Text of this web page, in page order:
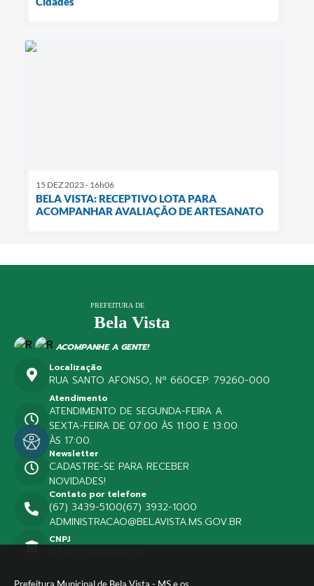
15 DEZ 2023 - 16h06
BELA VISTA: RECEPTIVO LOTA PARA
ACOMPANHAR AVALIAÇÃO DE ARTESANATO
ACOMPANHE A GENTE!
Localização
RUA SANTO AFONSO, Nº 660CEP: 79260-000
Contato por telefone
(67) 3439-5100(67) 3932-1000
ADMINISTRACAO@BELAVISTA.MS.GOV.BR
Atendimento
ATENDIMENTO DE SEGUNDA-FEIRA A
SEXTA-FEIRA DE 07:00 ÀS 11:00 E 13:00
ÀS 17:00.
CNPJ
Newsletter
CADASTRE-SE PARA RECEBER
NOVIDADES!